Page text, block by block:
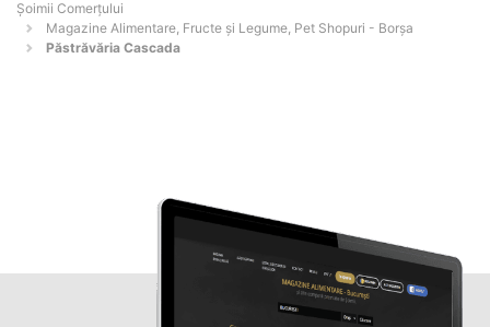
Șoimii Comerțului
Magazine Alimentare, Fructe și Legume, Pet Shopuri - Borşa
Păstrăvăria Cascada